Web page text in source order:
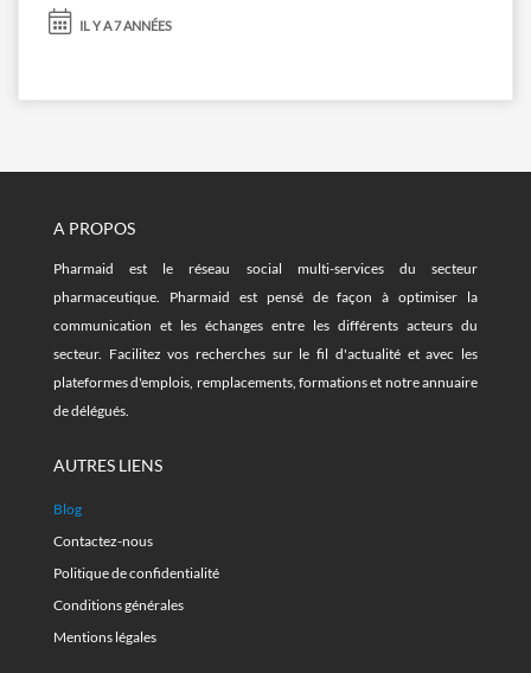
IL Y A 7 ANNÉES
A PROPOS
Pharmaid est le réseau social multi-services du secteur
pharmaceutique. Pharmaid est pensé de façon à optimiser la
communication et les échanges entre les différents acteurs du
secteur. Facilitez vos recherches sur le fil d'actualité et avec les
plateformes d'emplois, remplacements, formations et notre annuaire
de délégués.
AUTRES LIENS
Blog
Contactez-nous
Politique de confidentialité
Conditions générales
Mentions légales